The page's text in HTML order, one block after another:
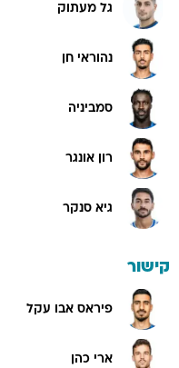
גל מעתוק
נהוראי חן
סמביניה
רון אונגר
גיא סנקר
קישור
פיראס אבו עקל
ארי כהן